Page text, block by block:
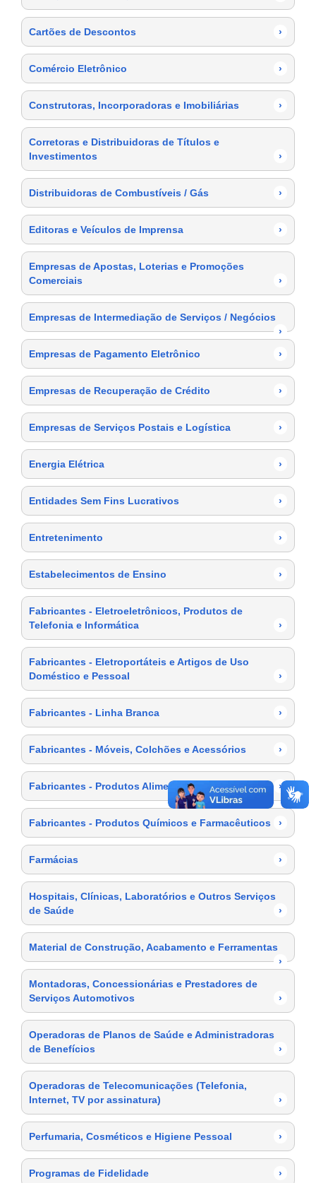
Cartões de Descontos ›
Comércio Eletrônico ›
Construtoras, Incorporadoras e Imobiliárias ›
Corretoras e Distribuidoras de Títulos e
Investimentos
›
Distribuidoras de Combustíveis / Gás ›
Editoras e Veículos de Imprensa ›
Empresas de Apostas, Loterias e Promoções
Comerciais
›
Empresas de Intermediação de Serviços / Negócios
›
Empresas de Pagamento Eletrônico
›
Empresas de Recuperação de Crédito ›
Empresas de Serviços Postais e Logística ›
Energia Elétrica ›
Entidades Sem Fins Lucrativos ›
Entretenimento ›
Estabelecimentos de Ensino ›
Fabricantes - Eletroeletrônicos, Produtos de
Telefonia e Informática
›
Fabricantes - Eletroportáteis e Artigos de Uso
Doméstico e Pessoal
›
Fabricantes - Linha Branca ›
Fabricantes - Móveis, Colchões e Acessórios ›
Fabricantes - Produtos Alimentícios ›
Fabricantes - Produtos Químicos e Farmacêuticos ›
Farmácias ›
Hospitais, Clínicas, Laboratórios e Outros Serviços
de Saúde
›
Material de Construção, Acabamento e Ferramentas
›
Montadoras, Concessionárias e Prestadores de
Serviços Automotivos
›
Operadoras de Planos de Saúde e Administradoras
de Benefícios
›
Operadoras de Telecomunicações (Telefonia,
Internet, TV por assinatura)
›
Perfumaria, Cosméticos e Higiene Pessoal ›
Programas de Fidelidade ›